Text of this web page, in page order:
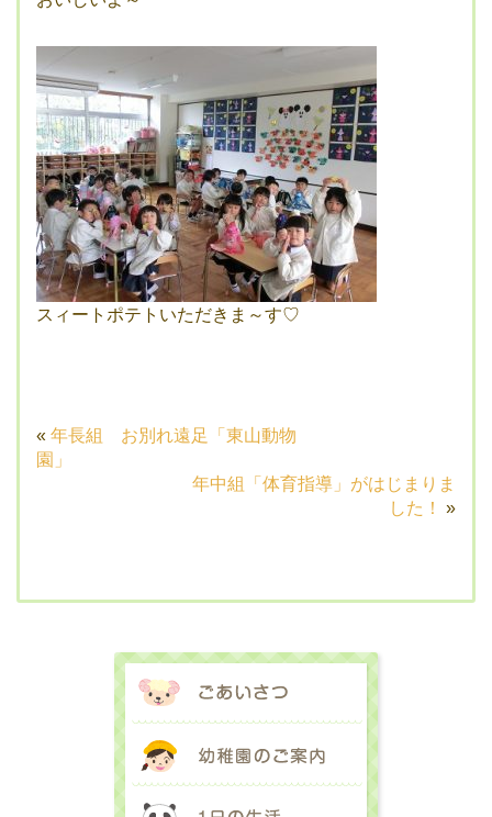
スィートポテトいただきま～す♡
« 年長組 お別れ遠足「東山動物
園」
年中組「体育指導」がはじまりま
した！
»
ごあいさつ
幼稚園のご案内